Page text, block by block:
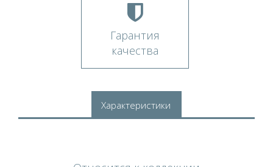
Гарантия
качества
Характеристики